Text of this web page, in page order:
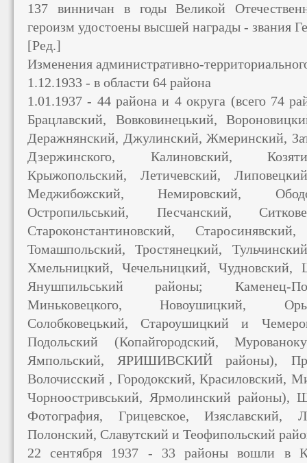
137 винничан в годы Великой
героизм удостоены высшей награды - звания
[Ред.]
Изменения административно-
1.12.1933 - в области 64 района
1.01.1937 - 44 района и 4 округа (всего 74
Брацлавский, Вовковинецький,
Деражнянский, Джулинский, Жмеринский,
Дзержинского, Калиновский,
Крыжопольский, Летичевский,
Меджибожский, Немировский,
Остропильський, Песчанский,
Староконстантиновский,
Томашпольский, Тростянецкий,
Хмельницкий, Чечельницкий, Чудновский,
Янушпильський районы; Каменец-
Миньковецкого, Новоушицкий,
Солобковецький, Староушицкий и
Подольский (Копайгородский,
Ямпольский, ЯРИШИВСКИЙ районы),
Волочисский , Городокский, Красиловский,
Чорноостривський, Ярмолинский районы),
Фотография, Грицевское, Изяславский,
Полонский, Славутский и Теофипольский
22 сентября 1937 - 33 районы вошли в